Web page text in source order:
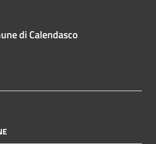
di Calendasco